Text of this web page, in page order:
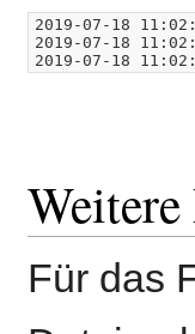
2019-07-18
2019-07-18
Für das